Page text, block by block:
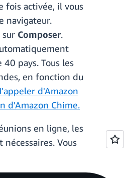
fois activée, il vous
navigateur.
sur Composer.
pays. Tous les
en fonction du
d'Amazon
d'Amazon Chime.
en ligne, les
Vous